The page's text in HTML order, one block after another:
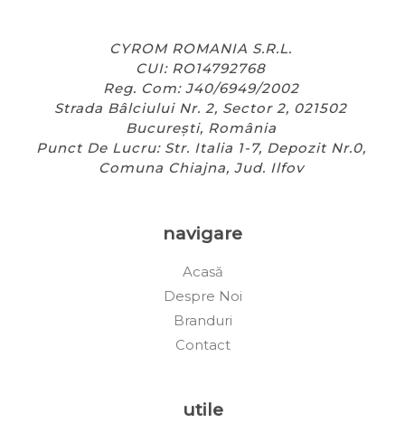
CYROM ROMANIA S.R.L.
CUI: RO14792768
Reg. Com: J40/6949/2002
Strada Bâlciului Nr. 2, Sector 2, 021502
București, România
Punct De Lucru: Str. Italia 1-7, Depozit Nr.0,
Comuna Chiajna, Jud. Ilfov
navigare
Acasă
Despre Noi
Branduri
Contact
utile